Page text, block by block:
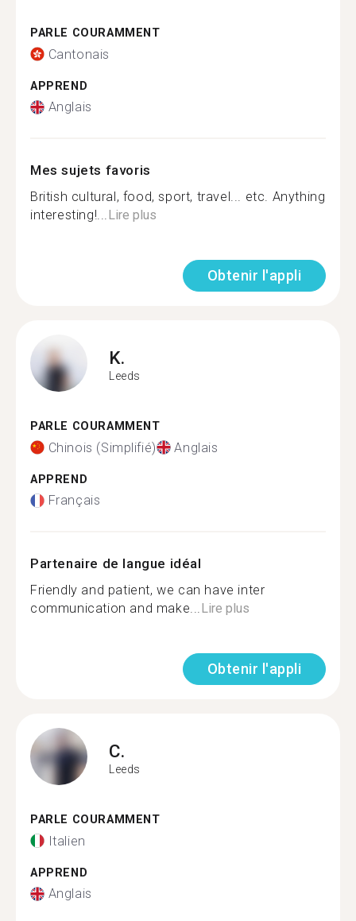
PARLE COURAMMENT
Cantonais
APPREND
Anglais
Mes sujets favoris
British cultural, food, sport, travel... etc. Anything
interesting!...Lire plus
Obtenir l'appli
K.
Leeds
PARLE COURAMMENT
Chinois (Simplifié) Anglais
APPREND
Français
Partenaire de langue idéal
Friendly and patient, we can have inter
communication and make...Lire plus
Obtenir l'appli
C.
Leeds
PARLE COURAMMENT
Italien
APPREND
Anglais